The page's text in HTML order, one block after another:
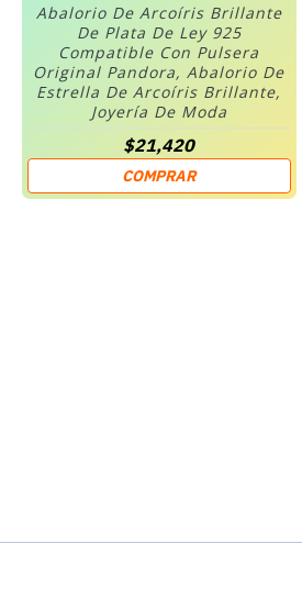
Abalorio De Arcoíris Brillante
De Plata De Ley 925
Compatible Con Pulsera
Original Pandora, Abalorio De
Estrella De Arcoíris Brillante,
Joyería De Moda
$21,420
COMPRAR